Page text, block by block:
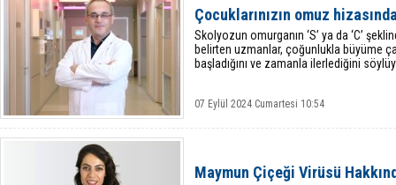
Çocuklarınızın omuz
Skolyozun omurganın ‘S’ ya da ‘C’
belirten uzmanlar, çoğunlukla büyüme
başladığını ve zamanla ilerlediğini
07 Eylül 2024 Cumartesi 10:54
Maymun Çiçeği Virüsü